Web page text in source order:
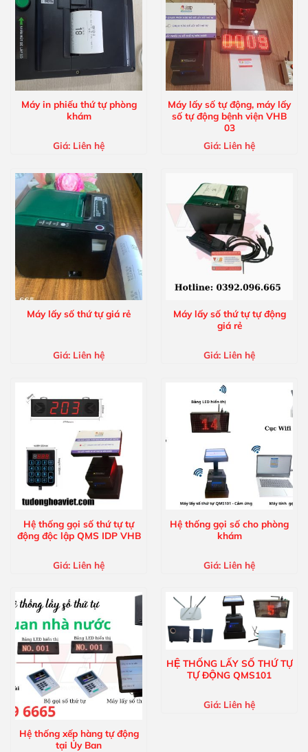
Máy in phiếu thứ tự phòng
khám
Giá: Liên hệ
Máy lấy số tự động, máy lấy
số tự động bệnh viện VHB
03
Giá: Liên hệ
Máy lấy số thứ tự giá rẻ
Giá: Liên hệ
Máy lấy số thứ tự tự động
giá rẻ
Giá: Liên hệ
Hệ thống gọi số thứ tự tự
động độc lập QMS IDP VHB
Giá: Liên hệ
Hệ thống gọi số cho phòng
khám
Giá: Liên hệ
Hệ thống xếp hàng tự động
tại Ủy Ban
HỆ THỐNG LẤY SỐ THỨ TỰ
TỰ ĐỘNG QMS101
Giá: Liên hệ